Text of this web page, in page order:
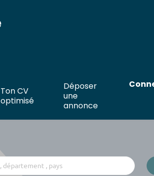
Ton CV
optimisé
Déposer
une
annonce